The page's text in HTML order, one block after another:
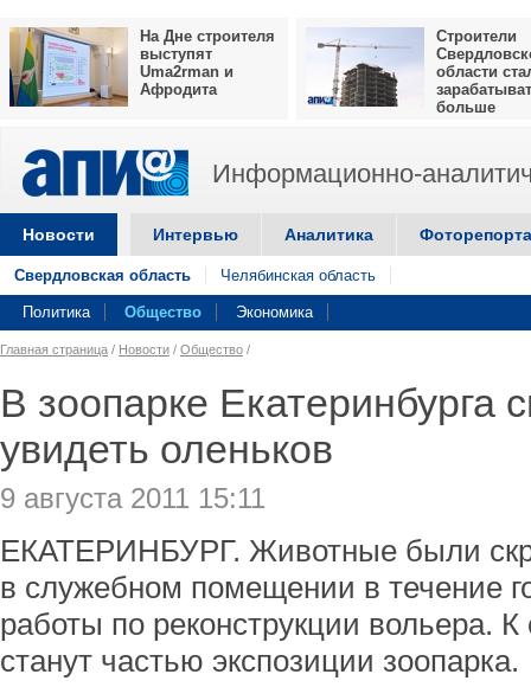
На Дне строителя
выступят
Uma2rman и
Афродита
Строители
области
больше
Информационно-
Новости Интервью Аналитика
Свердловская область Челябинская область
Политика Общество Экономика
Главная страница / Новости / Общество /
В зоопарке Екатеринбурга
увидеть оленьков
9 августа 2011 15:11
ЕКАТЕРИНБУРГ. Животные были
в служебном помещении в течение
работы по реконструкции вольера.
станут частью экспозиции зоопарка.